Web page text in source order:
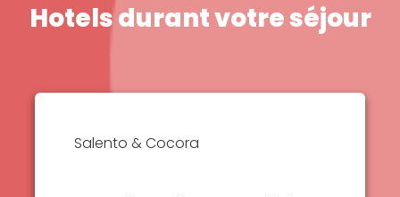
Hotels durant votre séjour
Salento & Cocora